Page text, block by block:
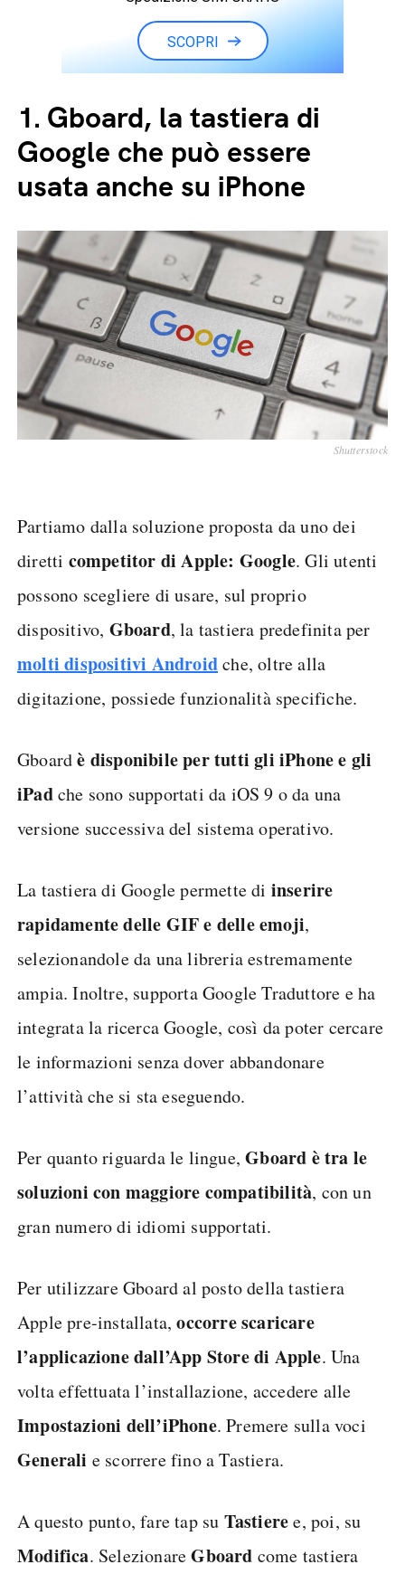
SCOPRI
1. Gboard, la tastiera di
Google che può essere
usata anche su iPhone
Shutterstock
Partiamo dalla soluzione proposta da uno dei
diretti competitor di Apple: Google. Gli utenti
possono scegliere di usare, sul proprio
dispositivo, Gboard, la tastiera predefinita per
molti dispositivi Androidche, oltre alla
digitazione, possiede funzionalità specifiche.
Gboardè disponibile per tutti gli iPhone e gli
iPadche sono supportati da iOS 9 o da una
versione successiva del sistema operativo.
La tastiera di Google permette di inserire
rapidamente delle GIF e delle emoji,
selezionandole da una libreria estremamente
ampia. Inoltre, supporta Google Traduttore e ha
integrata la ricerca Google, così da poter cercare
le informazioni senza dover abbandonare
l’attività che si sta eseguendo.
Per quanto riguarda le lingue,Gboard è tra le
soluzioni con maggiore compatibilità, con un
gran numero di idiomi supportati.
Per utilizzare Gboard al posto della tastiera
Apple pre-installata,occorre scaricare
l’applicazione dall’App Store di Apple. Una
volta effettuata l’installazione, accedere alle
Impostazioni dell’iPhone. Premere sulla voci
Generali e scorrere fino a Tastiera.
A questo punto, fare tap su Tastieree, poi, su
Modifica. SelezionareGboard come tastiera